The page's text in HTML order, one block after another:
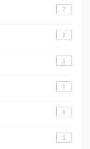
2
2
1
1
1
1